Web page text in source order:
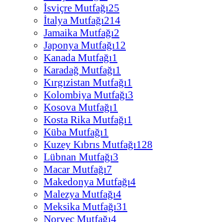
İsviçre Mutfağı25
İtalya Mutfağı214
Jamaika Mutfağı2
Japonya Mutfağı12
Kanada Mutfağı1
Karadağ Mutfağı1
Kırgızistan Mutfağı1
Kolombiya Mutfağı3
Kosova Mutfağı1
Kosta Rika Mutfağı1
Küba Mutfağı1
Kuzey Kıbrıs Mutfağı128
Lübnan Mutfağı3
Macar Mutfağı7
Makedonya Mutfağı4
Malezya Mutfağı4
Meksika Mutfağı31
Norveç Mutfağı4